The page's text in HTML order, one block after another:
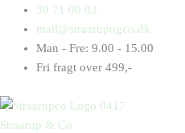
indholdet
30 71 00 03
mail@straarupogco.dk
Man - Fre: 9.00 - 15.00
Fri fragt over 499,-
Straarup & Co
Products
search
Products
search